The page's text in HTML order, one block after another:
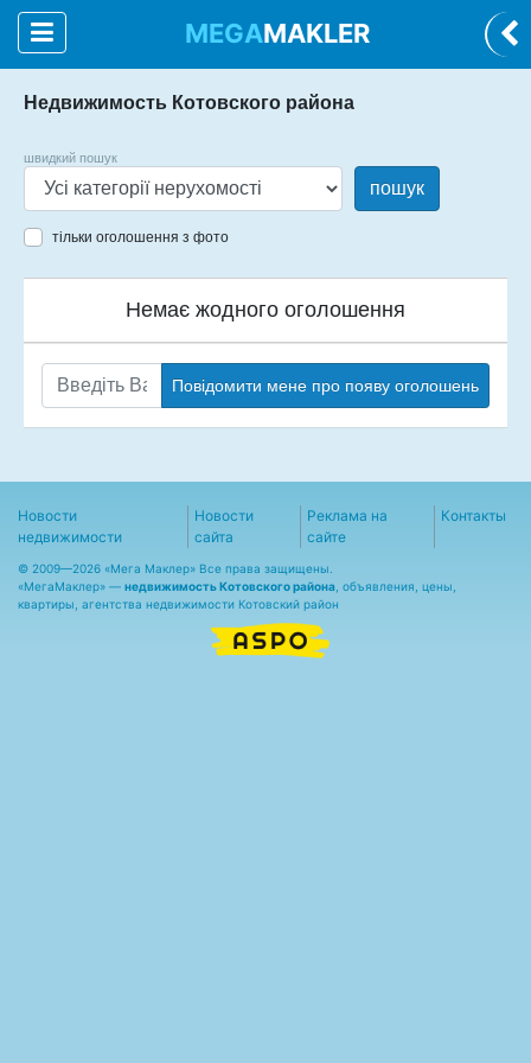
MEGAMAKLER
Недвижимость Котовского района
швидкий пошук
пошук
тільки оголошення з фото
Немає жодного оголошення
Повідомити мене про появу оголошень
Новости
недвижимости
Новости
сайта
Реклама на
сайте
Контакты
© 2009—2026 «Мега Маклер» Все права защищены.
«МегаМаклер» — недвижимость Котовского района , объявления, цены,
квартиры, агентства недвижимости Котовский район